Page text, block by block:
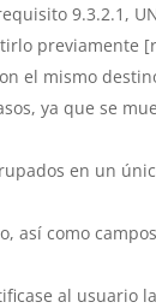
9.3.2.1,
previamente
el mismo
ya que se
en un
así como
al usuario